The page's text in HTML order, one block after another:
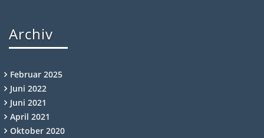
Archiv
Februar 2025
Juni 2022
Juni 2021
April 2021
Oktober 2020